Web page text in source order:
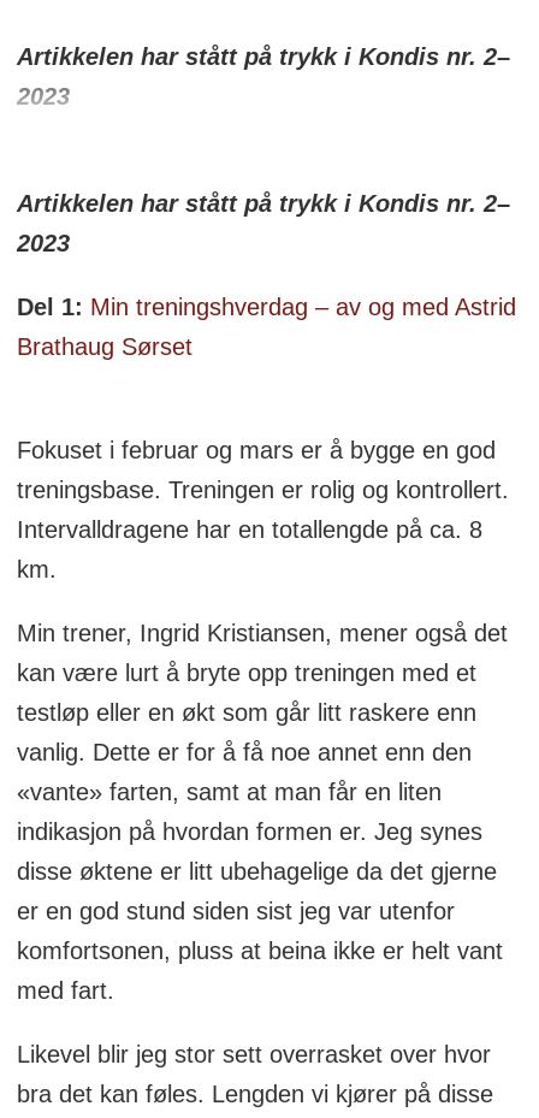
Artikkelen har stått på trykk i Kondis nr. 2–
2023
Artikkelen har stått på trykk i Kondis nr. 2–
2023
Del 1: Min treningshverdag – av og med Astrid
Brathaug Sørset
Fokuset i februar og mars er å bygge en god
treningsbase. Treningen er rolig og kontrollert.
Intervalldragene har en totallengde på ca. 8
km.
Min trener, Ingrid Kristiansen, mener også det
kan være lurt å bryte opp treningen med et
testløp eller en økt som går litt raskere enn
vanlig. Dette er for å få noe annet enn den
«vante» farten, samt at man får en liten
indikasjon på hvordan formen er. Jeg synes
disse øktene er litt ubehagelige da det gjerne
er en god stund siden sist jeg var utenfor
komfortsonen, pluss at beina ikke er helt vant
med fart.
Likevel blir jeg stor sett overrasket over hvor
bra det kan føles. Lengden vi kjører på disse